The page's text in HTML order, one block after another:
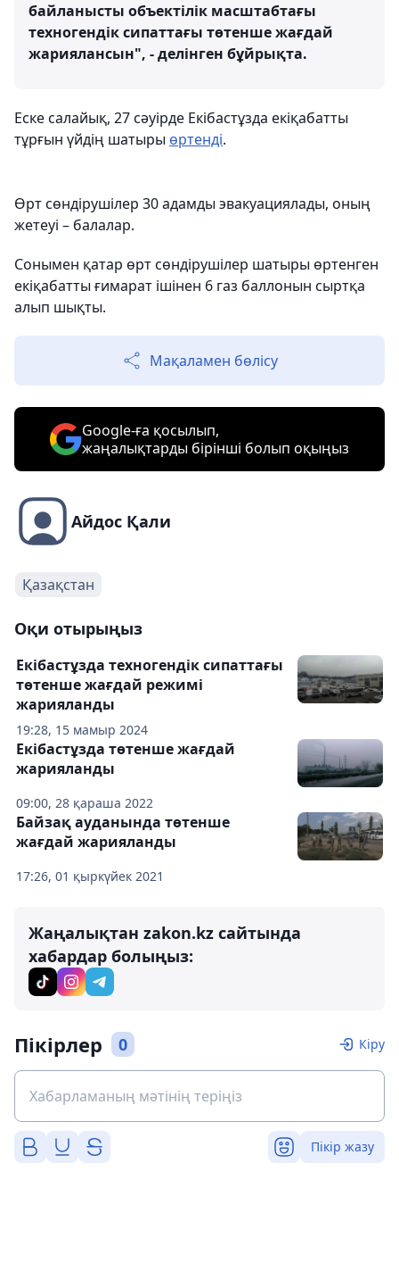
байланысты объектілік масштабтағы
техногендік сипаттағы төтенше жағдай
жариялансын", - делінген бұйрықта.
Еске салайық, 27 сәуірде Екібастұзда екіқабатты
тұрғын үйдің шатыры өртенді.
Өрт сөндірушілер 30 адамды эвакуациялады, оның
жетеуі – балалар.
Сонымен қатар өрт сөндірушілер шатыры өртенген
екіқабатты ғимарат ішінен 6 газ баллонын сыртқа
алып шықты.
Мақаламен бөлісу
Google-ға қосылып,
жаңалықтарды бірінші болып оқыңыз
Айдос Қали
Қазақстан
Оқи отырыңыз
19:28, 15 мамыр 2024
Екібастұзда техногендік сипаттағы
төтенше жағдай режимі
жарияланды
09:00, 28 қараша 2022
Екібастұзда төтенше жағдай
жарияланды
17:26, 01 қыркүйек 2021
Байзақ ауданында төтенше
жағдай жарияланды
Жаңалықтан zakon.kz сайтында
хабардар болыңыз:
Пікірлер 0 Кіру
Пікір жазу